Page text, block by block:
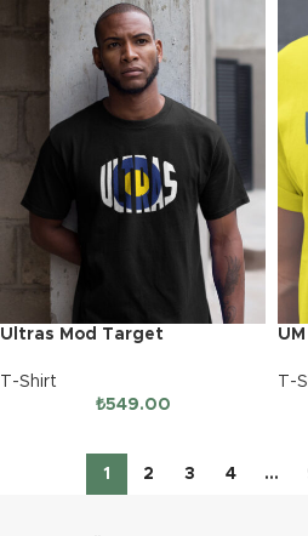
Ultras Mod Target
T-Shirt
₺549.00
T-
1 2 3 4 …